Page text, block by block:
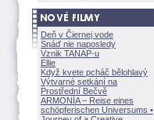
Deň v Čiernej vode
Snáď nie naposledy
Vznik TANAP-u
Ellie
Když kvete pcháč bělohlavý
Výtvarné setkání na
Prostřední Bečvě
ARMONÍA – Reise eines
schöpferischen Universums •